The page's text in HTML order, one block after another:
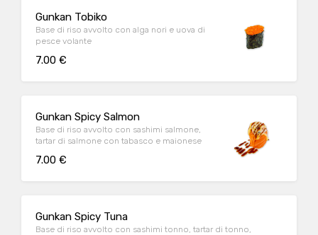
Gunkan Tobiko
Base di riso avvolto con alga nori e uova di
pesce volante
7.00 €
Gunkan Spicy Salmon
Base di riso avvolto con sashimi salmone,
tartar di salmone con tabasco e maionese
7.00 €
Gunkan Spicy Tuna
Base di riso avvolto con sashimi tonno, tartar di tonno,